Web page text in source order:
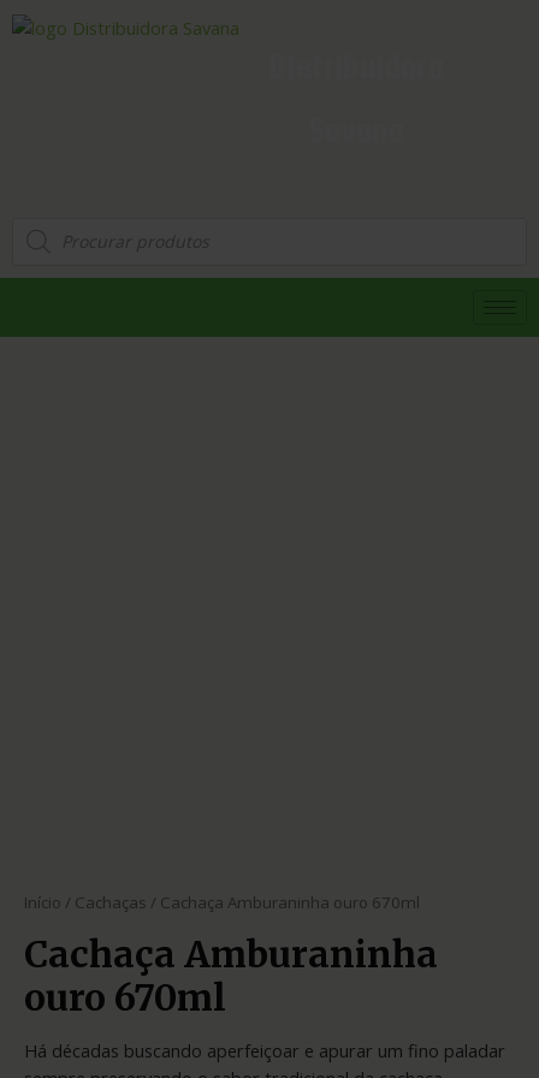
Início / Cachaças / Cachaça Amburaninha ouro 670ml
Cachaça Amburaninha
ouro 670ml
Há décadas buscando aperfeiçoar e apurar um fino paladar